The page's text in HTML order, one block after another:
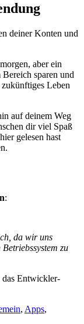
deiner Konten und
aber ein
sparen und
Leben
auf deinem Weg
dir viel Spaß
gelesen hast
:
da wir uns
zu
das Entwickler-
, Apps,